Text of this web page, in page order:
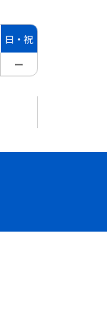
日・祝
ー